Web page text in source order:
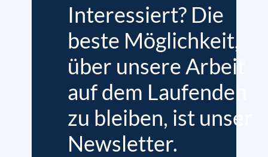
Interessiert? Die
beste Möglichkeit,
über unsere Arbeit
auf dem Laufenden
zu bleiben, ist unser
Newsletter.